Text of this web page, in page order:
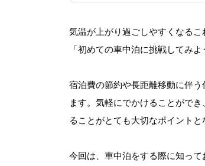
気温が上がり過ごしやすくなる
「初めての車中泊に挑戦してみ
宿泊費の節約や長距離移動に伴
ます。気軽にでかけることがで
ることがとても大切なポイントと
今回は、車中泊をする際に知って